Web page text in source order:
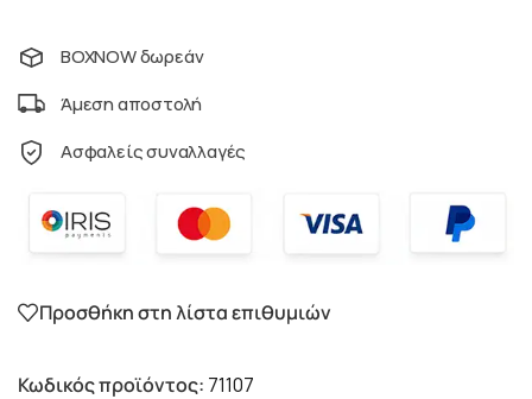
BOXNOW δωρεάν
Άμεση αποστολή
Ασφαλείς συναλλαγές
Προσθήκη στη λίστα επιθυμιών
Κωδικός προϊόντος: 71107